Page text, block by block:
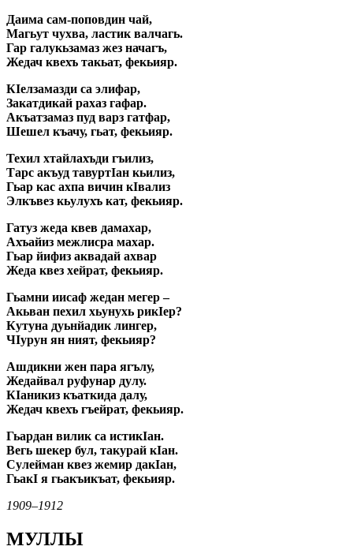
Даима сам-поповдин чай,
Магьут чухва, ластик валчагь.
Гар галукьзамаз жез начагъ,
Жедач квехъ такьат, фекьияр.
КIелзамазди са элифар,
Закатдикай рахаз гафар.
Акъатзамаз пуд варз гатфар,
Шешел къачу, гьат, фекьияр.
Техил хтайлахъди гъилиз,
Тарс акъуд тавуртIан кьилиз,
Гьар кас ахпа вичин кIвализ
Элкъвез кьулухъ кат, фекьияр.
Гатуз жеда квев дамахар,
Ахъайиз межлисра махар.
Гьар йифиз аквадай ахвар
Жеда квез хейрат, фекьияр.
Гьамни иисаф жедан мегер –
Акьван пехил хьунухь рикIер?
Кутуна дуьнйадик лингер,
ЧIурун ян ният, фекьияр?
Ашдикни жен пapa ягълу,
Жедайвал руфунар дулу.
КIаникиз къаткида далу,
Жедач квехъ гъейрат, фекьияр.
Гьардан вилик са истикIан.
Вегь шекер бул, такурай кIан.
Сулейман квез жемир дакIан,
ГьакI я гьакъикъат, фекьияр.
1909–1912
МУЛЛЫ